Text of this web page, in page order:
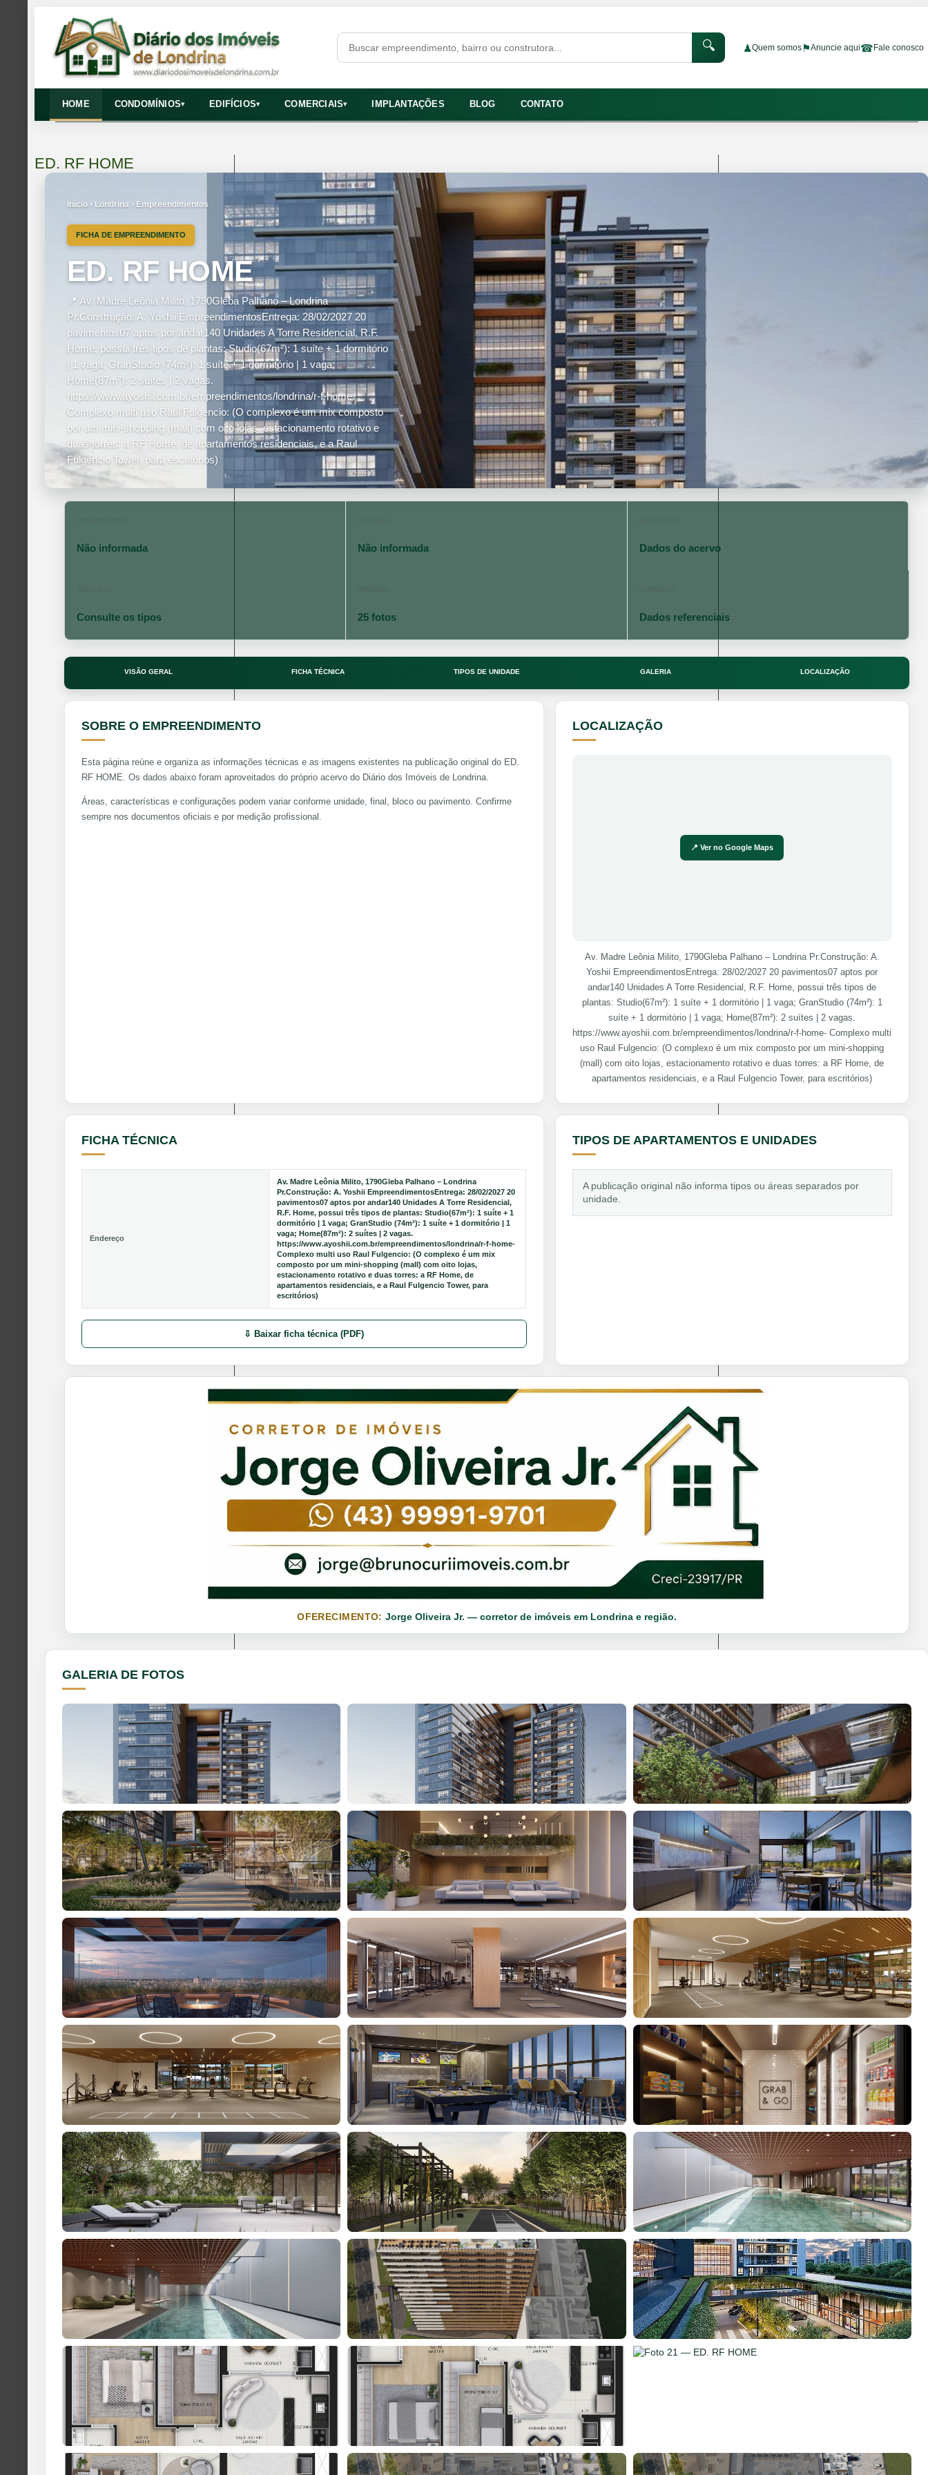
🔍 ♟Quem somos⚑Anuncie aqui☎ Fale conosco
HOME CONDOMÍNIOS▾ EDIFÍCIOS▾ COMERCIAIS▾ IMPLANTAÇÕES BLOG CONTATO
ED. RF HOME
Início › Londrina › Empreendimentos
FICHA DE EMPREENDIMENTO
ED. RF HOME
📍 Av. Madre Leônia Milito, 1790Gleba Palhano – Londrina
Pr.Construção: A. Yoshii EmpreendimentosEntrega: 28/02/2027 20
pavimentos07 aptos por andar140 Unidades A Torre Residencial, R.F.
Home, possui três tipos de plantas: Studio(67m²): 1 suíte + 1 dormitório
| 1 vaga; GranStudio (74m²): 1 suíte + 1 dormitório | 1 vaga;
Home(87m²): 2 suítes | 2 vagas.
https://www.ayoshii.com.br/empreendimentos/londrina/r-f-home-
Complexo multi uso Raul Fulgencio: (O complexo é um mix composto
por um mini-shopping (mall) com oito lojas, estacionamento rotativo e
duas torres: a RF Home, de apartamentos residenciais, e a Raul
Fulgencio Tower, para escritórios)
Não informada Não informada Dados do acervo
Consulte os tipos 25 fotos Dados referenciais
VISÃO GERAL FICHA TÉCNICA TIPOS DE UNIDADE GALERIA LOCALIZAÇÃO
SOBRE O EMPREENDIMENTO
Esta página reúne e organiza as informações técnicas e as imagens existentes na publicação original do ED.
RF HOME. Os dados abaixo foram aproveitados do próprio acervo do Diário dos Imóveis de Londrina.
Áreas, características e configurações podem variar conforme unidade, final, bloco ou pavimento. Confirme
sempre nos documentos oficiais e por medição profissional.
LOCALIZAÇÃO
📍 Ver no Google Maps
Av. Madre Leônia Milito, 1790Gleba Palhano – Londrina Pr.Construção: A.
Yoshii EmpreendimentosEntrega: 28/02/2027 20 pavimentos07 aptos por
andar140 Unidades A Torre Residencial, R.F. Home, possui três tipos de
plantas: Studio(67m²): 1 suíte + 1 dormitório | 1 vaga; GranStudio (74m²): 1
suíte + 1 dormitório | 1 vaga; Home(87m²): 2 suítes | 2 vagas.
https://www.ayoshii.com.br/empreendimentos/londrina/r-f-home- Complexo multi
uso Raul Fulgencio: (O complexo é um mix composto por um mini-shopping
(mall) com oito lojas, estacionamento rotativo e duas torres: a RF Home, de
apartamentos residenciais, e a Raul Fulgencio Tower, para escritórios)
FICHA TÉCNICA
Endereço
Av. Madre Leônia Milito, 1790Gleba Palhano – Londrina
Pr.Construção: A. Yoshii EmpreendimentosEntrega: 28/02/2027 20
pavimentos07 aptos por andar140 Unidades A Torre Residencial,
R.F. Home, possui três tipos de plantas: Studio(67m²): 1 suíte + 1
dormitório | 1 vaga; GranStudio (74m²): 1 suíte + 1 dormitório | 1
vaga; Home(87m²): 2 suítes | 2 vagas.
https://www.ayoshii.com.br/empreendimentos/londrina/r-f-home-
Complexo multi uso Raul Fulgencio: (O complexo é um mix
composto por um mini-shopping (mall) com oito lojas,
estacionamento rotativo e duas torres: a RF Home, de
apartamentos residenciais, e a Raul Fulgencio Tower, para
escritórios)
⇩ Baixar ficha técnica (PDF)
TIPOS DE APARTAMENTOS E UNIDADES
A publicação original não informa tipos ou áreas separados por
unidade.
OFERECIMENTO: Jorge Oliveira Jr. — corretor de imóveis em Londrina e região.
GALERIA DE FOTOS